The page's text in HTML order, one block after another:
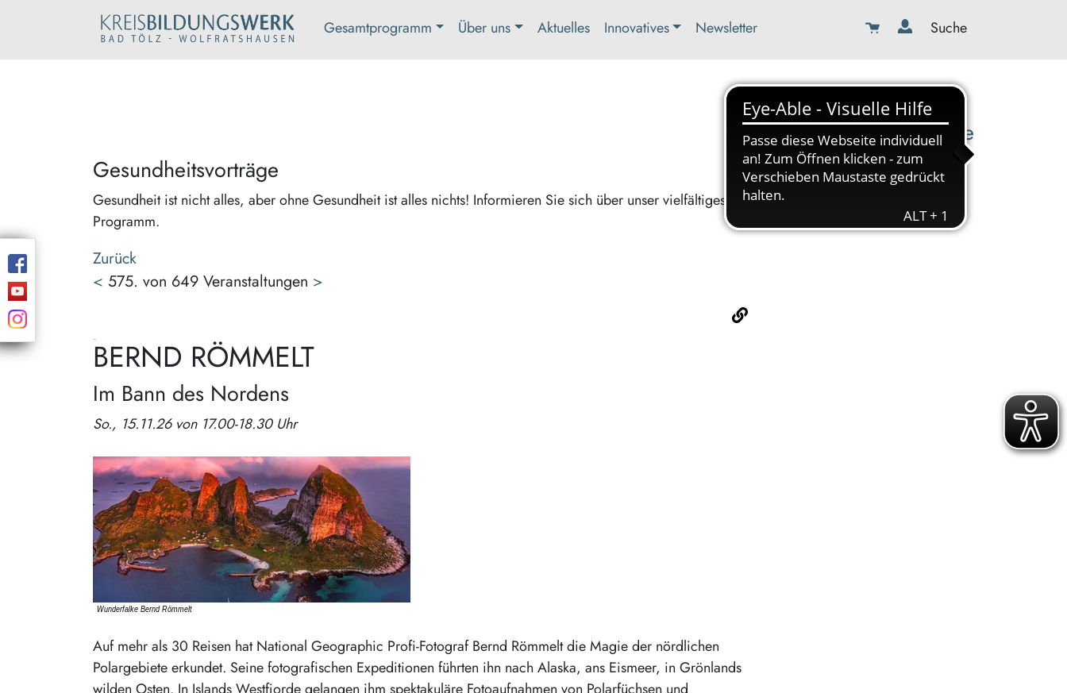
Gesamtprogramm Über uns Aktuelles Innovatives Newsletter Suche
08179-423989-0
info@kbw-toelz-wor.de
Gesundheitsvorträge
Gesundheit ist nicht alles, aber ohne Gesundheit ist alles nichts! Informieren Sie sich über unser vielfältiges
Programm.
Zurück
< 575. von 649 Veranstaltungen >
BERND RÖMMELT
Im Bann des Nordens
So., 15.11.26 von 17.00-18.30 Uhr
Auf mehr als 30 Reisen hat National Geographic Profi-Fotograf Bernd Römmelt die Magie der nördlichen
Polargebiete erkundet. Seine fotografischen Expeditionen führten ihn nach Alaska, ans Eismeer, in Grönlands